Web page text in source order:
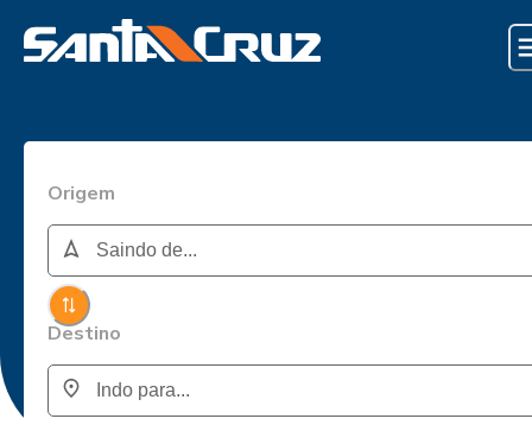
Origem
Destino